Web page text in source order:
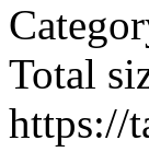
Total
https://